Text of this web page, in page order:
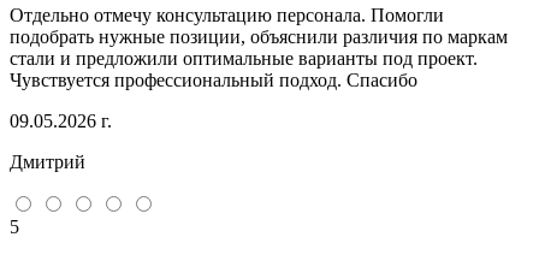
Отдельно отмечу консультацию персонала. Помогли
подобрать нужные позиции, объяснили различия по маркам
стали и предложили оптимальные варианты под проект.
Чувствуется профессиональный подход. Спасибо
09.05.2026 г.
Дмитрий
5